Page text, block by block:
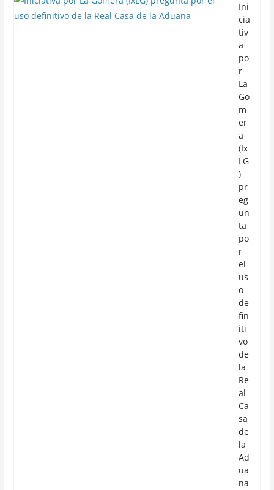
Ini
cia
tiv
a
po
r
La
Go
m
er
a
(Ix
LG
)
pr
eg
un
ta
po
r
el
us
o
de
fin
iti
vo
de
la
Re
al
Ca
sa
de
la
Ad
ua
na